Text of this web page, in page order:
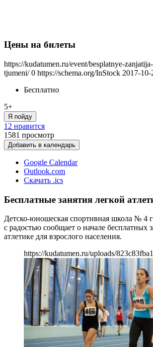
Цены на билеты
https://kudatumen.ru/event/besplatnye-
tjumeni/ 0 https://schema.org/InStock 2017-
Бесплатно
5+
Я пойду
12 нравится
1581 просмотр
Добавить в календарь
Google Calendar
Outlook.com
Скачать .ics
Бесплатные занятия легкой
Детско-юношеская спортивная школа № 4
с радостью сообщает о начале бесплатных
атлетике для взрослого населения.
https://kudatumen.ru/uploads/